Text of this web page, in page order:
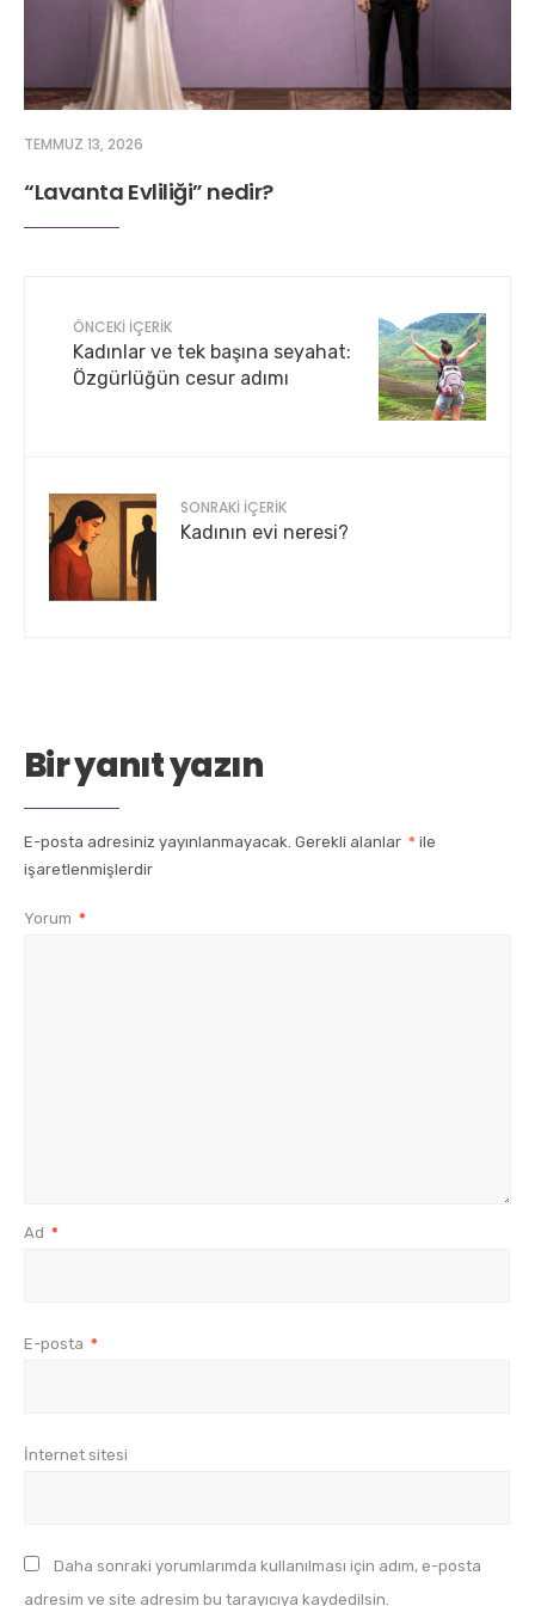
TEMMUZ 13, 2026
“Lavanta Evliliği” nedir?
ÖNCEKI İÇERIK
Kadınlar ve tek başına seyahat:
Özgürlüğün cesur adımı
SONRAKI İÇERIK
Kadının evi neresi?
Bir yanıt yazın
E-posta adresiniz yayınlanmayacak. Gerekli alanlar * ile
işaretlenmişlerdir
Yorum *
Ad *
E-posta *
İnternet sitesi
Daha sonraki yorumlarımda kullanılması için adım, e-posta
adresim ve site adresim bu tarayıcıya kaydedilsin.